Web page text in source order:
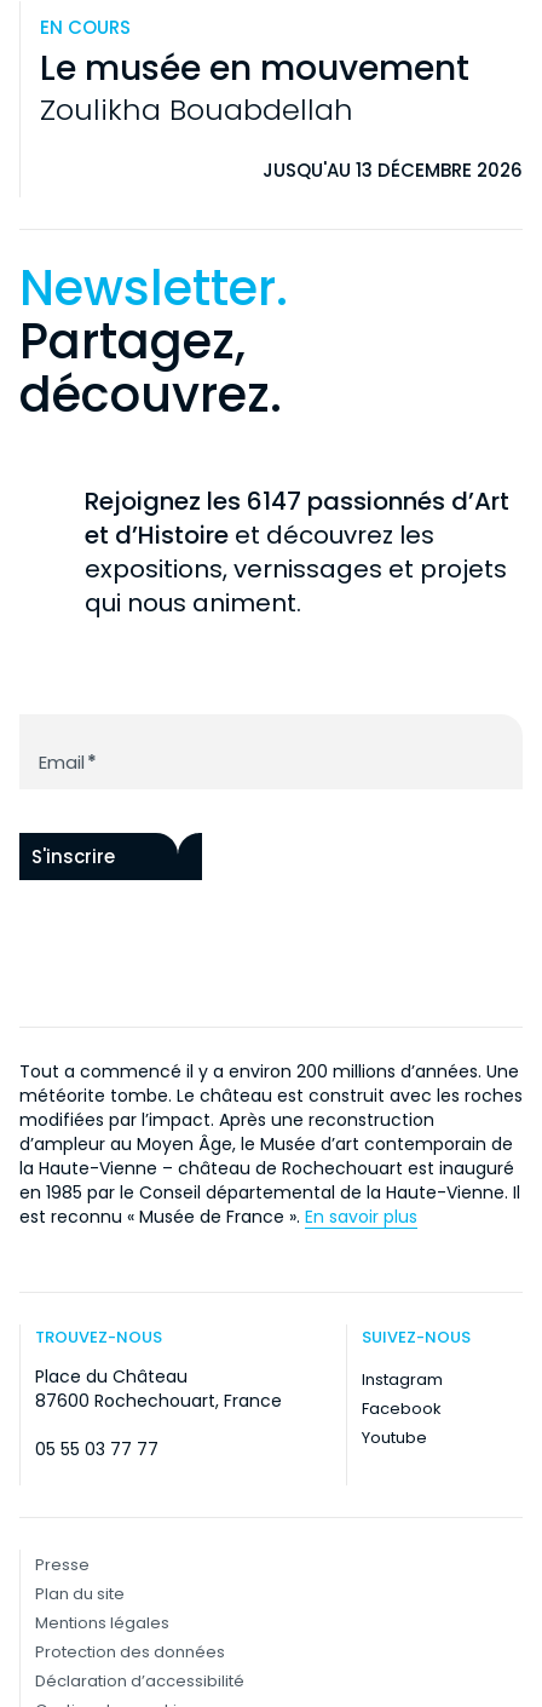
VISITE
PARTICULIERS
SCOLAIRES
GROUPES
EN COURS
À VENIR
PASSÉES
COLLECTION
HISTOIRE DE LA COLLECTION
COLLECTION EN LIGNE
CHÂTEAU DE ROCHECHOUART
DEVENIR MÉCÈNE
EN COURS
Le musée en mouvement
Zoulikha Bouabdellah
JUSQU'AU 13 DÉCEMBRE 2026
Newsletter.
Partagez,
découvrez.
Rejoignez les 6147 passionnés d’Art
et d’Histoire et découvrez les
expositions, vernissages et projets
qui nous animent.
Email*
S'inscrire
Tout a commencé il y a environ 200 millions d’années. Une
météorite tombe. Le château est construit avec les roches
modifiées par l’impact. Après une reconstruction
d’ampleur au Moyen Âge, le Musée d’art contemporain de
la Haute-Vienne – château de Rochechouart est inauguré
en 1985 par le Conseil départemental de la Haute-Vienne. Il
est reconnu « Musée de France ». En savoir plus
TROUVEZ-NOUS
Place du Château
87600 Rochechouart, France
05 55 03 77 77
SUIVEZ-NOUS
Instagram
Facebook
Youtube
Presse
Plan du site
Mentions légales
Protection des données
Déclaration d’accessibilité